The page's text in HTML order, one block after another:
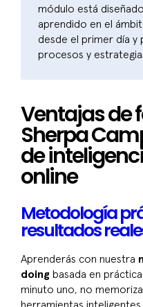
módulo está
aprendido en el
desde el primer día y
procesos y
Ventajas de
Sherpa
de
online
Metodología
resultados
Aprenderás con nuestra
doing basada en
minuto uno, no